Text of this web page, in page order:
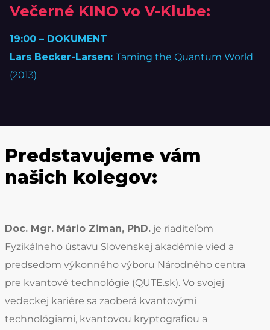
Večerné KINO vo V-Klube:
19:00 – DOKUMENT
Lars Becker-Larsen: Taming the Quantum World
(2013)
Predstavujeme vám
našich kolegov:
Doc. Mgr. Mário Ziman, PhD. je riaditeľom
Fyzikálneho ústavu Slovenskej akadémie vied a
predsedom výkonného výboru Národného centra
pre kvantové technológie (QUTE.sk). Vo svojej
vedeckej kariére sa zaoberá kvantovými
technológiami, kvantovou kryptografiou a